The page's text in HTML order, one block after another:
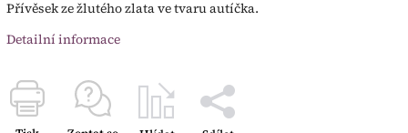
Přívěsek ze žlutého zlata ve tvaru autíčka.
Detailní informace